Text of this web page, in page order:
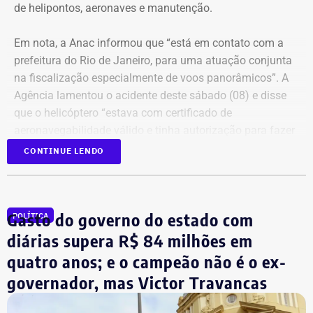
Intervenções arquitetônicas para
preservar a memória
A proposta do arquiteto e historiador inclui intervenções
de helipontos, aeronaves e manutenção.
Em nota, a Anac informou que “está em contato com a
prefeitura do Rio de Janeiro, para uma atuação conjunta
na fiscalização especialmente de voos panorâmicos”. A
Agência lamentou o acidente deste sábado (08) e disse
que o helicóptero “estava com certificado de
serviço aéreo especializado (SAE) de voo panorâmico,
conforme informações do Registro Aeronáutico Brasileiro
Em 55 dias, dois acidentes com
helicópteros deixam 10 mortos no
Rio
A queda da aeronave que resultou na morte de três
CONTINUE LENDO
POLÍTICA
Gasto do governo do estado com
diárias supera R$ 84 milhões em
quatro anos; e o campeão não é o ex-
governador, mas Victor Travancas